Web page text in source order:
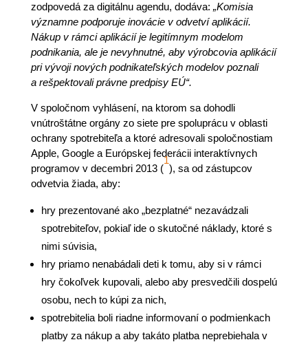
zodpovedá za digitálnu agendu, dodáva: „Komisia
významne podporuje inovácie v odvetví aplikácií.
Nákup v rámci aplikácií je legitímnym modelom
podnikania, ale je nevyhnutné, aby výrobcovia aplikácií
pri vývoji nových podnikateľských modelov poznali
a rešpektovali právne predpisy EÚ“.
V spoločnom vyhlásení, na ktorom sa dohodli
vnútroštátne orgány zo siete pre spoluprácu v oblasti
ochrany spotrebiteľa a ktoré adresovali spoločnostiam
Apple, Google a Európskej federácii interaktívnych
programov v decembri 2013 (
1
), sa od zástupcov
odvetvia žiada, aby:
hry prezentované ako „bezplatné“ nezavádzali
spotrebiteľov, pokiaľ ide o skutočné náklady, ktoré s
nimi súvisia,
hry priamo nenabádali deti k tomu, aby si v rámci
hry čokoľvek kupovali, alebo aby presvedčili dospelú
osobu, nech to kúpi za nich,
spotrebitelia boli riadne informovaní o podmienkach
platby za nákup a aby takáto platba neprebiehala v